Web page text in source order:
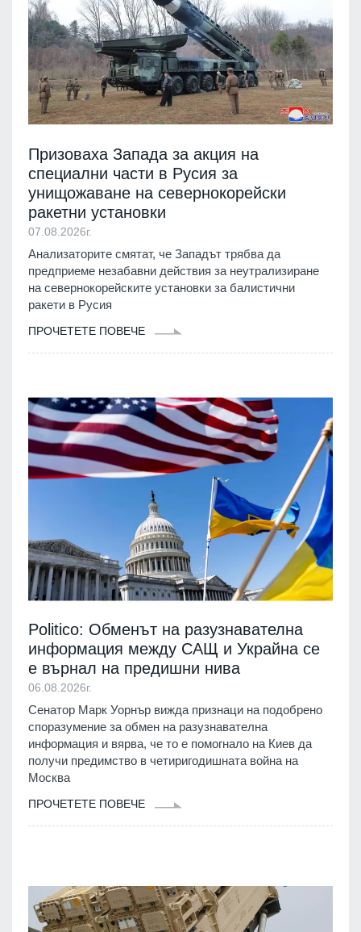
Призоваха Запада за акция на
специални части в Русия за
унищожаване на севернокорейски
ракетни установки
07.08.2026г.
Анализаторите смятат, че Западът трябва да
предприеме незабавни действия за неутрализиране
на севернокорейските установки за балистични
ракети в Русия
ПРОЧЕТЕТЕ ПОВЕЧЕ
Politico: Обменът на разузнавателна
информация между САЩ и Украйна се
е върнал на предишни нива
06.08.2026г.
Сенатор Марк Уорнър вижда признаци на подобрено
споразумение за обмен на разузнавателна
информация и вярва, че то е помогнало на Киев да
получи предимство в четиригодишната война на
Москва
ПРОЧЕТЕТЕ ПОВЕЧЕ